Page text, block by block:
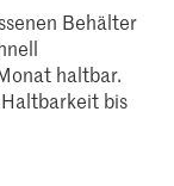
Behälter
haltbar.
bis